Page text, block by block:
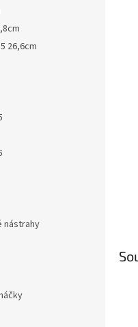
26,6cm
nástrahy